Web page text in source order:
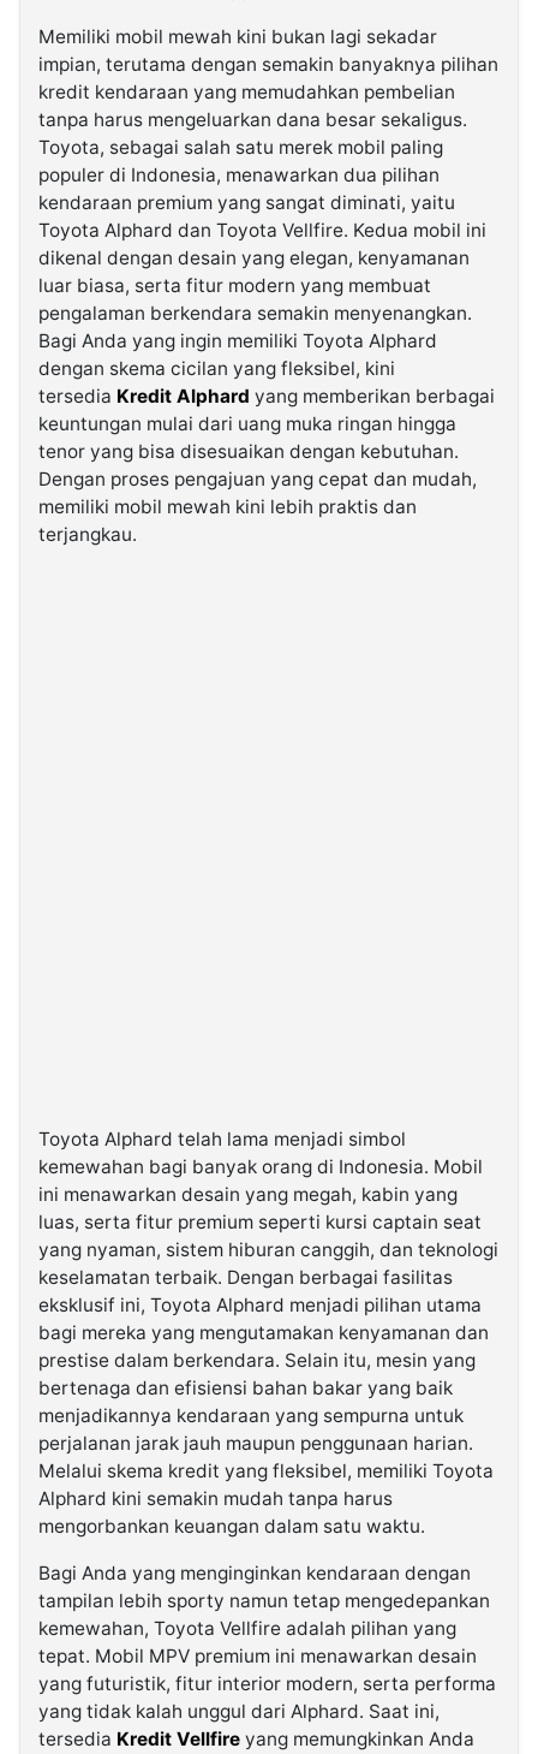
Kabarbaru.co
2026
Kabarbaru
Media
Holding
Memiliki mobil mewah kini bukan lagi sekadar
impian, terutama dengan semakin banyaknya pilihan
kredit kendaraan yang memudahkan pembelian
tanpa harus mengeluarkan dana besar sekaligus.
Toyota, sebagai salah satu merek mobil paling
populer di Indonesia, menawarkan dua pilihan
kendaraan premium yang sangat diminati, yaitu
Toyota Alphard dan Toyota Vellfire. Kedua mobil ini
dikenal dengan desain yang elegan, kenyamanan
luar biasa, serta fitur modern yang membuat
pengalaman berkendara semakin menyenangkan.
Bagi Anda yang ingin memiliki Toyota Alphard
dengan skema cicilan yang fleksibel, kini
tersedia Kredit Alphard yang memberikan berbagai
keuntungan mulai dari uang muka ringan hingga
tenor yang bisa disesuaikan dengan kebutuhan.
Dengan proses pengajuan yang cepat dan mudah,
memiliki mobil mewah kini lebih praktis dan
terjangkau.
Toyota Alphard telah lama menjadi simbol
kemewahan bagi banyak orang di Indonesia. Mobil
ini menawarkan desain yang megah, kabin yang
luas, serta fitur premium seperti kursi captain seat
yang nyaman, sistem hiburan canggih, dan teknologi
keselamatan terbaik. Dengan berbagai fasilitas
eksklusif ini, Toyota Alphard menjadi pilihan utama
bagi mereka yang mengutamakan kenyamanan dan
prestise dalam berkendara. Selain itu, mesin yang
bertenaga dan efisiensi bahan bakar yang baik
menjadikannya kendaraan yang sempurna untuk
perjalanan jarak jauh maupun penggunaan harian.
Melalui skema kredit yang fleksibel, memiliki Toyota
Alphard kini semakin mudah tanpa harus
mengorbankan keuangan dalam satu waktu.
Bagi Anda yang menginginkan kendaraan dengan
tampilan lebih sporty namun tetap mengedepankan
kemewahan, Toyota Vellfire adalah pilihan yang
tepat. Mobil MPV premium ini menawarkan desain
yang futuristik, fitur interior modern, serta performa
yang tidak kalah unggul dari Alphard. Saat ini,
tersedia Kredit Vellfire yang memungkinkan Anda